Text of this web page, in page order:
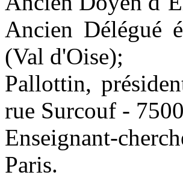
Ancien Délégué
(Val d'Oise);
Pallottin,
rue Surcouf -
Enseignant-
Paris.